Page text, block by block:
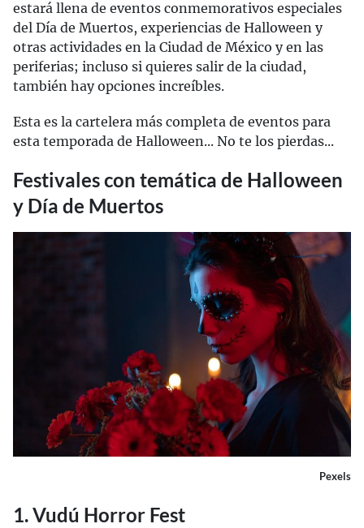
estará llena de eventos conmemorativos especiales
del Día de Muertos, experiencias de Halloween y
otras actividades en la Ciudad de México y en las
periferias; incluso si quieres salir de la ciudad,
también hay opciones increíbles.
Esta es la cartelera más completa de eventos para
esta temporada de Halloween... No te los pierdas...
Festivales con temática de Halloween
y Día de Muertos
Pexels
1. Vudú Horror Fest